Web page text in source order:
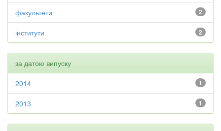
2
факультети
2
інститути
за датою випуску
1
2014
1
2013